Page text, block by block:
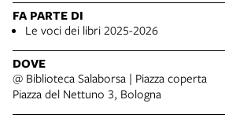
FA PARTE DI
Le voci dei libri 2025-2026
DOVE
@ Biblioteca Salaborsa | Piazza coperta
Piazza del Nettuno 3, Bologna